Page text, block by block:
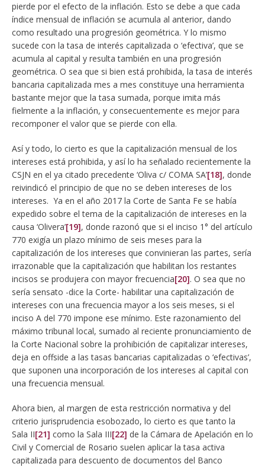
pierde por el efecto de la inflación. Esto se debe a que cada
índice mensual de inflación se acumula al anterior, dando
como resultado una progresión geométrica. Y lo mismo
sucede con la tasa de interés capitalizada o ‘efectiva’, que se
acumula al capital y resulta también en una progresión
geométrica. O sea que si bien está prohibida, la tasa de interés
bancaria capitalizada mes a mes constituye una herramienta
bastante mejor que la tasa sumada, porque imita más
fielmente a la inflación, y consecuentemente es mejor para
recomponer el valor que se pierde con ella.
Así y todo, lo cierto es que la capitalización mensual de los
intereses está prohibida, y así lo ha señalado recientemente la
CSJN en el ya citado precedente ‘Oliva c/ COMA SA’[18], donde
reivindicó el principio de que no se deben intereses de los
intereses. Ya en el año 2017 la Corte de Santa Fe se había
expedido sobre el tema de la capitalización de intereses en la
causa ‘Olivera’[19], donde razonó que si el inciso 1° del artículo
770 exigía un plazo mínimo de seis meses para la
capitalización de los intereses que convinieran las partes, sería
irrazonable que la capitalización que habilitan los restantes
incisos se produjera con mayor frecuencia[20]. O sea que no
sería sensato -dice la Corte- habilitar una capitalización de
intereses con una frecuencia mayor a los seis meses, si el
inciso A del 770 impone ese mínimo. Este razonamiento del
máximo tribunal local, sumado al reciente pronunciamiento de
la Corte Nacional sobre la prohibición de capitalizar intereses,
deja en offside a las tasas bancarias capitalizadas o ‘efectivas’,
que suponen una incorporación de los intereses al capital con
una frecuencia mensual.
Ahora bien, al margen de esta restricción normativa y del
criterio jurisprudencia esobozado, lo cierto es que tanto la
Sala II[21] como la Sala III[22] de la Cámara de Apelación en lo
Civil y Comercial de Rosario suelen aplicar la tasa activa
capitalizada para descuento de documentos del Banco